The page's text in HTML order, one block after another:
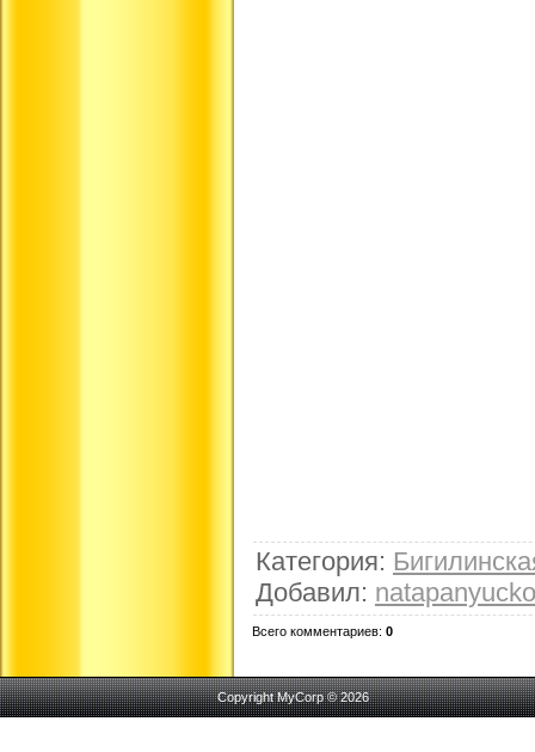
Категория:
Добавил:
Всего комментариев: 0
Copyright MyCorp © 2026